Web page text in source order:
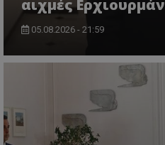
αιχμές Ερχιουρμάν
05.08.2026 - 21:59